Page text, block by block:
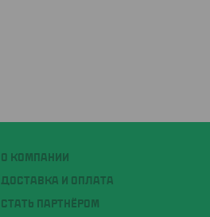
О КОМПАНИИ
ДОСТАВКА И ОПЛАТА
СТАТЬ ПАРТНЁРОМ